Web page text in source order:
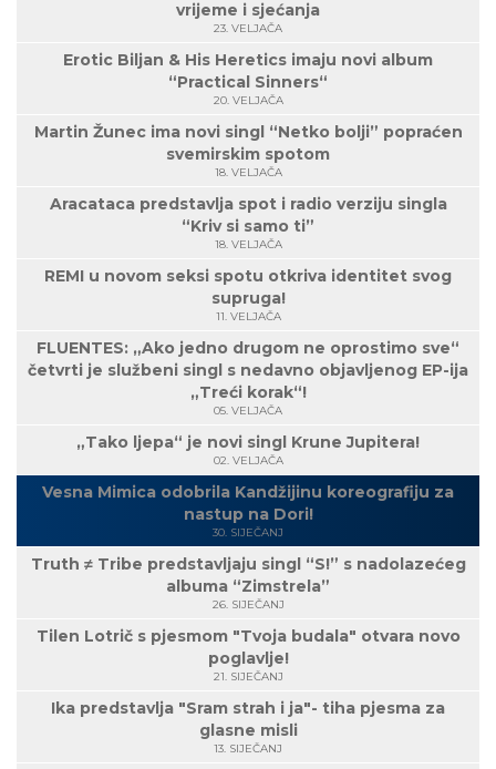
vrijeme i sjećanja
23. VELJAČA
Erotic Biljan & His Heretics imaju novi album
“Practical Sinners“
20. VELJAČA
Martin Žunec ima novi singl “Netko bolji” popraćen
svemirskim spotom
18. VELJAČA
Aracataca predstavlja spot i radio verziju singla
“Kriv si samo ti”
18. VELJAČA
REMI u novom seksi spotu otkriva identitet svog
supruga!
11. VELJAČA
FLUENTES: „Ako jedno drugom ne oprostimo sve“
četvrti je službeni singl s nedavno objavljenog EP-ija
„Treći korak“!
05. VELJAČA
„Tako ljepa“ je novi singl Krune Jupitera!
02. VELJAČA
Vesna Mimica odobrila Kandžijinu koreografiju za
nastup na Dori!
30. SIJEČANJ
Truth ≠ Tribe predstavljaju singl “S!” s nadolazećeg
albuma “Zimstrela”
26. SIJEČANJ
Tilen Lotrič s pjesmom "Tvoja budala" otvara novo
poglavlje!
21. SIJEČANJ
Ika predstavlja "Sram strah i ja"- tiha pjesma za
glasne misli
13. SIJEČANJ